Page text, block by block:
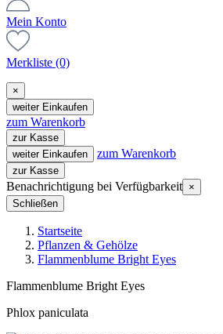
Mein Konto
Merkliste (0)
×
weiter Einkaufen
zum Warenkorb
zur Kasse
weiter Einkaufen
zum Warenkorb
zur Kasse
Benachrichtigung bei Verfügbarkeit ×
Schließen
Startseite
Pflanzen & Gehölze
Flammenblume Bright Eyes
Flammenblume Bright Eyes
Phlox paniculata